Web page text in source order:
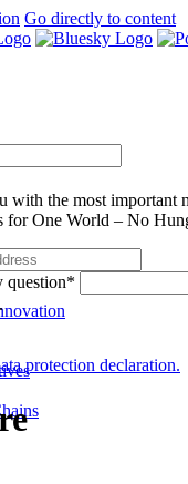
Go directly to content
with the most important
for One World – No
question*
protection declaration.